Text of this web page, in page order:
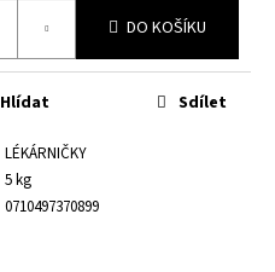
DO KOŠÍKU
LÉKÁRNIČKY
5 kg
0710497370899
Hlídat Sdílet